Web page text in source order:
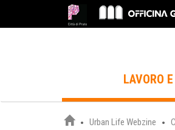
LAVORO
Urban Life Webzine